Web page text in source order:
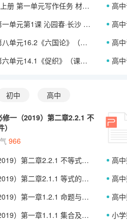
作任务 材料的积累与运用（课件）
高中
第1课 沁园春·长沙 （课件）
高中
元16.2《六国论》（课件）
高中
元14.1《促织》（课件）
高中
初中 高中
一（2019）第二章2.2.1 不
966
章2.2.1 不等式及其性质（课件）
高中
等式的性质与方程的解集（课件）
高中
一章1.2.1 命题与量词（课件）
高中
1.1.1 集合及其表示方法（课件）
小学